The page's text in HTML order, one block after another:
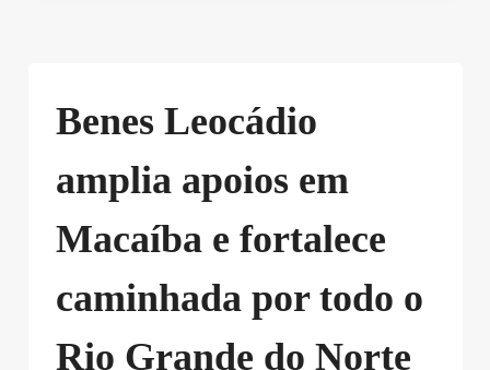
Benes Leocádio
amplia apoios em
Macaíba e fortalece
caminhada por todo o
Rio Grande do Norte